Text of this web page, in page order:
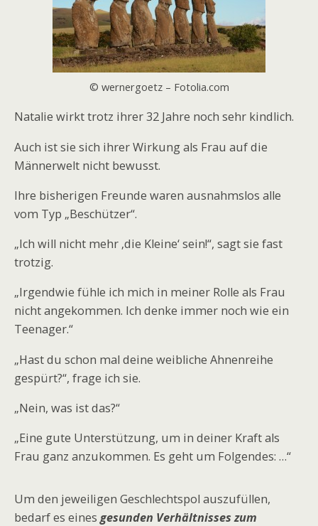
© wernergoetz – Fotolia.com
Natalie wirkt trotz ihrer 32 Jahre noch sehr kindlich.
Auch ist sie sich ihrer Wirkung als Frau auf die
Männerwelt nicht bewusst.
Ihre bisherigen Freunde waren ausnahmslos alle
vom Typ „Beschützer“.
„Ich will nicht mehr ‚die Kleine‘ sein!“, sagt sie fast
trotzig.
„Irgendwie fühle ich mich in meiner Rolle als Frau
nicht angekommen. Ich denke immer noch wie ein
Teenager.“
„Hast du schon mal deine weibliche Ahnenreihe
gespürt?“, frage ich sie.
„Nein, was ist das?“
„Eine gute Unterstützung, um in deiner Kraft als
Frau ganz anzukommen. Es geht um Folgendes: …“
Um den jeweiligen Geschlechtspol auszufüllen,
bedarf es eines gesunden Verhältnisses zum